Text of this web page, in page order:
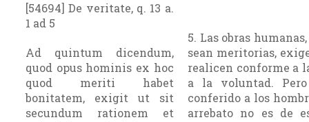
[54694] De veritate, q. 13 a.
1 ad 5
Ad quintum dicendum,
quod opus hominis ex hoc
quod meriti habet
bonitatem, exigit ut sit
secundum rationem et
5. Las obras
sean meritorias,
realicen con­forme a
a la voluntad.
conferido a los
arrebato no es de